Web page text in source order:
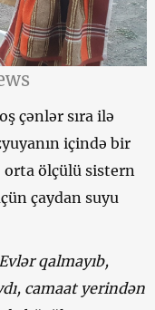
çənlər sıra ilə
içində bir
orta ölçülü sistern
çaydan suyu
qalmayıb,
camaat yerindən